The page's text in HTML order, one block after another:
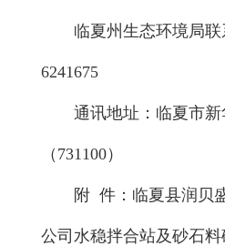
临夏州生态环境局联
6241675
通讯地址：临夏市
（731100）
附 件： 临夏县润贝
公司水稳拌合站及砂石